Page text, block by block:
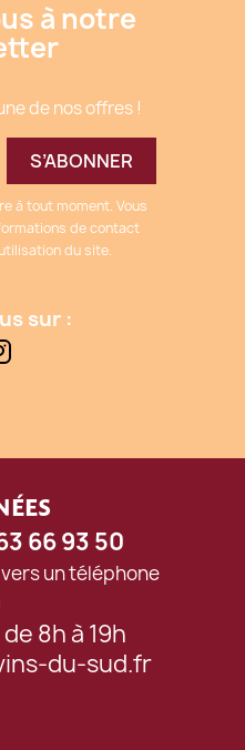
à notre
de nos offres !
à tout moment. Vous
de contact
du site.
sur :
66 93 50
un téléphone
8h à 19h
du-sud.fr